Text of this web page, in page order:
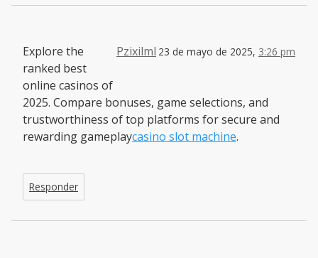
Pzixilml 23 de mayo de 2025, 3:26 pm
Explore the
ranked best
online casinos of
2025. Compare bonuses, game selections, and
trustworthiness of top platforms for secure and
rewarding gameplaycasino slot machine.
Responder